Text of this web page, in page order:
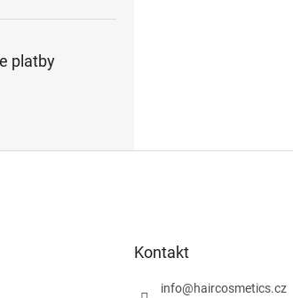
platby
Kontakt
info@haircosmetics.cz